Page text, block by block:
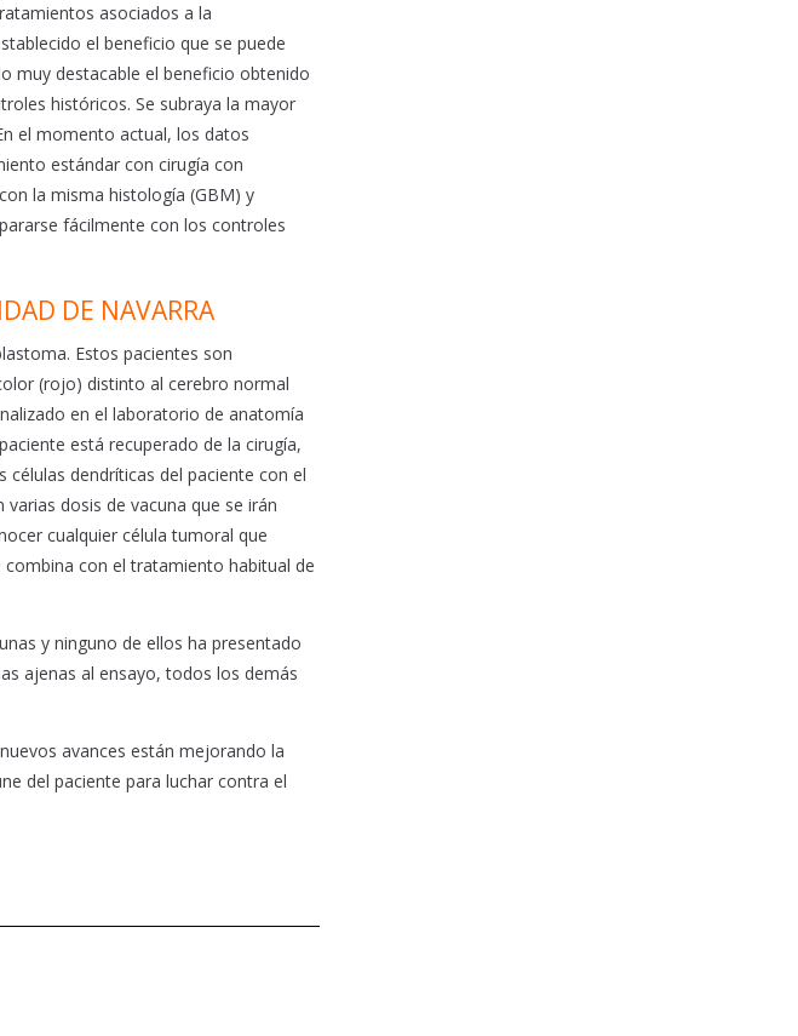
asociados a la
el beneficio que se puede
muy destacable el beneficio obtenido
históricos. Se subraya la mayor
el momento actual, los datos
estándar con cirugía con
la misma histología (GBM) y
fácilmente con los controles
DE NAVARRA
Estos pacientes son
(rojo) distinto al cerebro normal
en el laboratorio de anatomía
está recuperado de la cirugía,
células dendríticas del paciente con el
dosis de vacuna que se irán
cualquier célula tumoral que
con el tratamiento habitual de
y ninguno de ellos ha presentado
ajenas al ensayo, todos los demás
avances están mejorando la
del paciente para luchar contra el